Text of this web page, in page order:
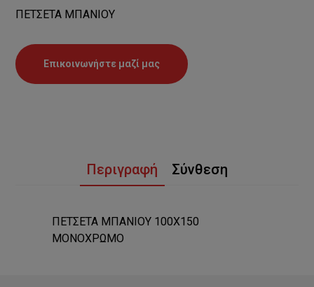
ΠΕΤΣΕΤΑ ΜΠΑΝΙΟΥ
Επικοινωνήστε μαζί μας
Περιγραφή Σύνθεση
ΠΕΤΣΕΤΑ ΜΠΑΝΙΟΥ 100Χ150
ΜΟΝΟΧΡΩΜΟ